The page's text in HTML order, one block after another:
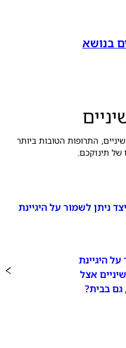
בנושא
התרופות הטובות ביותר
של תינוקכם.
ניתן לשמור על היגיינת
היגיינת
אצל
גם בבית?